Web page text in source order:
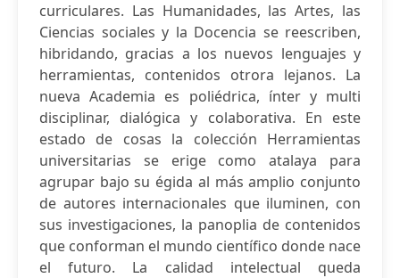
curriculares. Las Humanidades, las Artes, las
Ciencias sociales y la Docencia se reescriben,
hibridando, gracias a los nuevos lenguajes y
herramientas, contenidos otrora lejanos. La
nueva Academia es poliédrica, ínter y multi
disciplinar, dialógica y colaborativa. En este
estado de cosas la colección Herramientas
universitarias se erige como atalaya para
agrupar bajo su égida al más amplio conjunto
de autores internacionales que iluminen, con
sus investigaciones, la panoplia de contenidos
que conforman el mundo científico donde nace
el futuro. La calidad intelectual queda